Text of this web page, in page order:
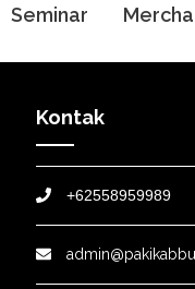
Seminar
Kontak
+62558959989